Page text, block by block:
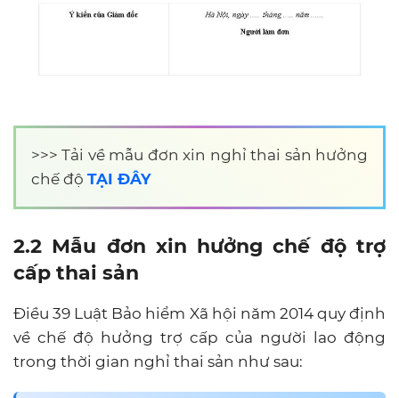
>>>Tải về mẫu đơn xin nghỉ thai sản hưởng
chế độ TẠI ĐÂY
2.2 Mẫu đơn xin hưởng chế độ trợ
cấp thai sản
Điều 39 Luật Bảo hiểm Xã hội năm 2014 quy định
về chế độ hưởng trợ cấp của người lao động
trong thời gian nghỉ thai sản như sau: